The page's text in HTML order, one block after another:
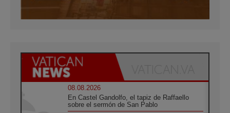
08.08.2026
En Castel Gandolfo, el tapiz de Raffaello
sobre el sermón de San Pablo